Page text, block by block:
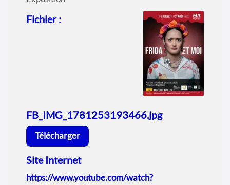
Fichier :
FB_IMG_1781253193466.jpg
Télécharger
Site Internet
https://www.youtube.com/watch?